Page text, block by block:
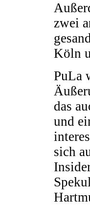
zwei
Köln
PuLa
das
und
sich